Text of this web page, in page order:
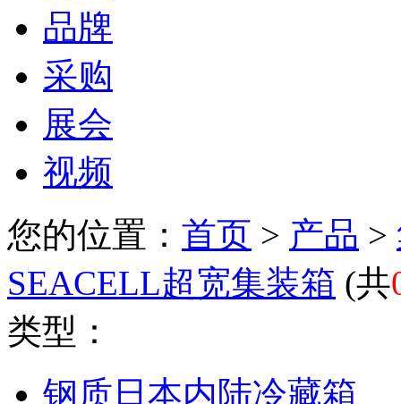
品牌
采购
展会
视频
您的位置： 首页 > 产品 >
SEACELL超宽集装箱 (共
类型：
钢质日本内陆冷藏箱